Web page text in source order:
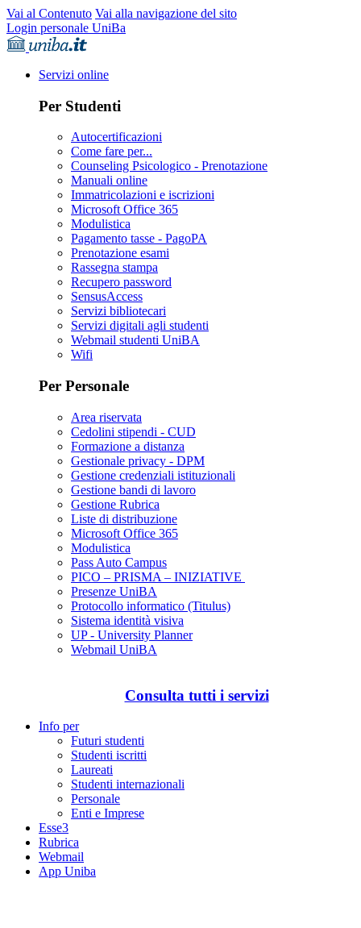
Vai al Contenuto Vai alla navigazione del sito
Login personale UniBa
Servizi online
Per Studenti
Autocertificazioni
Come fare per...
Counseling Psicologico - Prenotazione
Manuali online
Immatricolazioni e iscrizioni
Microsoft Office 365
Modulistica
Pagamento tasse - PagoPA
Prenotazione esami
Rassegna stampa
Recupero password
SensusAccess
Servizi bibliotecari
Servizi digitali agli studenti
Webmail studenti UniBA
Wifi
Per Personale
Area riservata
Cedolini stipendi - CUD
Formazione a distanza
Gestionale privacy - DPM
Gestione credenziali istituzionali
Gestione bandi di lavoro
Gestione Rubrica
Liste di distribuzione
Microsoft Office 365
Modulistica
Pass Auto Campus
PICO – PRISMA – INIZIATIVE
Presenze UniBA
Protocollo informatico (Titulus)
Sistema identità visiva
UP - University Planner
Webmail UniBA
Consulta tutti i servizi
Info per
Futuri studenti
Studenti iscritti
Laureati
Studenti internazionali
Personale
Enti e Imprese
Esse3
Rubrica
Webmail
App Uniba